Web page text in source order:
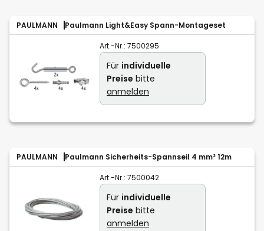
PAULMANN Paulmann Light&Easy Spann-Montageset
Art.-Nr.: 7500295
Für individuelle
Preise bitte
anmelden
PAULMANN Paulmann Sicherheits-Spannseil 4 mm² 12m
Art.-Nr.: 7500042
Für individuelle
Preise bitte
anmelden